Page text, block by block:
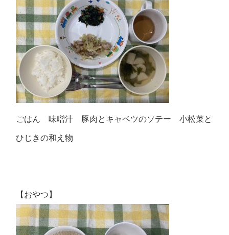
ごはん 味噌汁 豚肉とキャベツのソテー 小松菜と
ひじきの和え物
【おやつ】